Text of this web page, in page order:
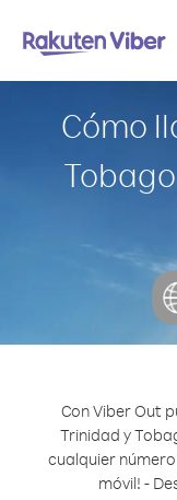
Cómo
Con Viber Out
Trinidad y
cualquier
móvil! -